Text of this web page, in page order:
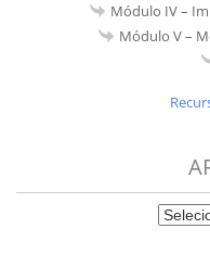
Módulo IV –
Módulo V –